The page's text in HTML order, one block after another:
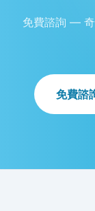
免費諮詢 — 奇
免費諮